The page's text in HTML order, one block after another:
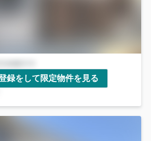
録をして限定物件を見る